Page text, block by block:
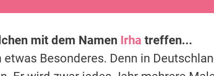
mit dem Namen Irha treffen...
Besonderes. Denn in